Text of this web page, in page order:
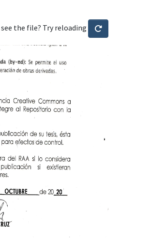
the file? Try reloading